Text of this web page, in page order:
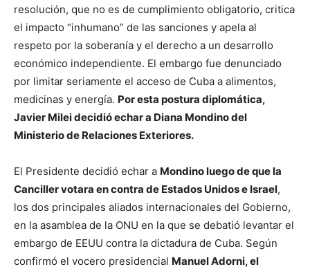
resolución, que no es de cumplimiento obligatorio, critica
el impacto “inhumano” de las sanciones y apela al
respeto por la soberanía y el derecho a un desarrollo
económico independiente. El embargo fue denunciado
por limitar seriamente el acceso de Cuba a alimentos,
medicinas y energía. Por esta postura diplomática,
Javier Milei decidió echar a Diana Mondino del
Ministerio de Relaciones Exteriores.
El Presidente decidió echar a Mondino luego de que la
Canciller votara en contra de Estados Unidos e Israel,
los dos principales aliados internacionales del Gobierno,
en la asamblea de la ONU en la que se debatió levantar el
embargo de EEUU contra la dictadura de Cuba. Según
confirmó el vocero presidencial Manuel Adorni, el